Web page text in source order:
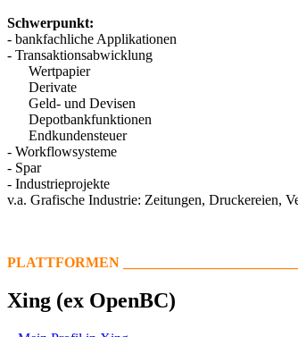
Schwerpunkt:
- bankfachliche Applikationen
- Transaktionsabwicklung
Wertpapier
Derivate
Geld- und Devisen
Depotbankfunktionen
Endkundensteuer
- Workflowsysteme
- Spar
- Industrieprojekte
v.a. Grafische Industrie: Zeitungen, Druckereien,
PLATTFORMEN
Xing (ex OpenBC)